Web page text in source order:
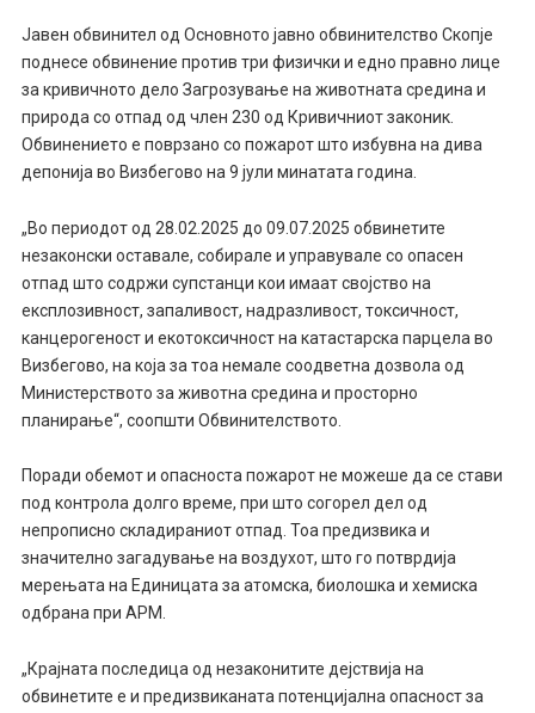
Јавен обвинител од Основното јавно обвинителство Скопје
поднесе обвинение против три физички и едно правно лице
за кривичното дело Загрозување на животната средина и
природа со отпад од член 230 од Кривичниот законик.
Обвинението е поврзано со пожарот што избувна на дива
депонија во Визбегово на 9 јули минатата година.
„Во периодот од 28.02.2025 до 09.07.2025 обвинетите
незаконски оставале, собирале и управувале со опасен
отпад што содржи супстанци кои имаат својство на
експлозивност, запаливост, надразливост, токсичност,
канцерогеност и екотоксичност на катастарска парцела во
Визбегово, на која за тоа немале соодветна дозвола од
Министерството за животна средина и просторно
планирање“, соопшти Обвинителството.
Поради обемот и опасноста пожарот не можеше да се стави
под контрола долго време, при што согорел дел од
непрописно складираниот отпад. Тоа предизвика и
значително загадување на воздухот, што го потврдија
мерењата на Единицата за атомска, биолошка и хемиска
одбрана при АРМ.
„Крајната последица од незаконитите дејствија на
обвинетите е и предизвиканата потенцијална опасност за